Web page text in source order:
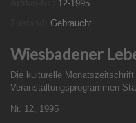
12-1995
Gebraucht
Wiesbadener
Die kulturelle
Veranstaltungsprogrammen
Nr. 12, 1995